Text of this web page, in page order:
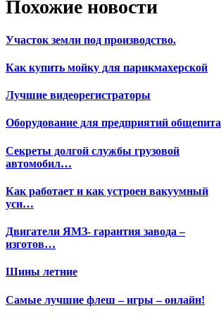
Похожие новости
Участок земли под производство.
Как купить мойку для парикмахерской
Лучшие видеорегистраторы
Оборудование для предприятий общепита
Секреты долгой службы грузовой
автомобил…
Как работает и как устроен вакуумный
уси…
Двигатели ЯМЗ- гарантия завода –
изготов…
Шины летние
Самые лучшие флеш – игры – онлайн!